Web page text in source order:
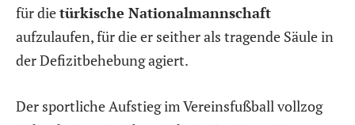
für dietürkische Nationalmannschaft
aufzulaufen, für die er seither als tragende Säule in
der Defizitbehebung agiert.
Der sportliche Aufstieg im Vereinsfußball vollzog